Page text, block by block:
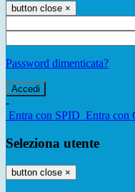
button close ×
Password dimenticata?
-
Entra con SPID Entra con
Seleziona utente
button close ×